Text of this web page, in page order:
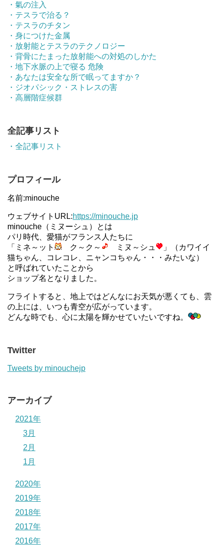
・氣の注入
・テスラで治る？
・テスラのチタン
・身につけた金属
・放射能とテスラのテクノロジー
・背骨にたまった放射能への対処のしかた
・地下水脈の上で寝る 危険
・あなたは安全な所で眠ってますか？
・ジオパシック・ストレスの害
・高層階症候群
全記事リスト
・全記事リスト
プロフィール
名前:minouche
ウェブサイトURL:https://minouche.jp
minouche（ミヌーシュ）とは
パリ時代、愛猫がフランス人たちに
「ミネ～ット
ク～ク～ ミヌ～シュ
」（カワイイ
猫ちゃん、コレコレ、ニャンコちゃん・・・みたいな）
と呼ばれていたことから
ショップ名となりました。
フライトすると、地上ではどんなにお天気が悪くても、雲
の上には、いつも青空が広がっています。
どんな時でも、心に太陽を輝かせていたいですね。
Twitter
Tweets by minouchejp
アーカイブ
2021年
3月
2月
1月
2020年
2019年
2018年
2017年
2016年